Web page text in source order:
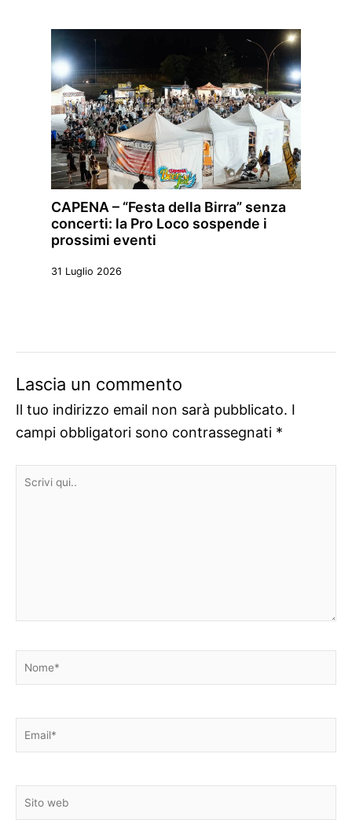
CAPENA – “Festa della Birra” senza
concerti: la Pro Loco sospende i
prossimi eventi
31 Luglio 2026
Lascia un commento
Il tuo indirizzo email non sarà pubblicato. I
campi obbligatori sono contrassegnati *
Scrivi
Nome*
Email*
Sito
web